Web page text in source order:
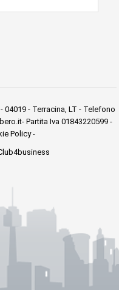
04019 - Terracina, LT - Telefono
Partita Iva 01843220599 -
Policy-